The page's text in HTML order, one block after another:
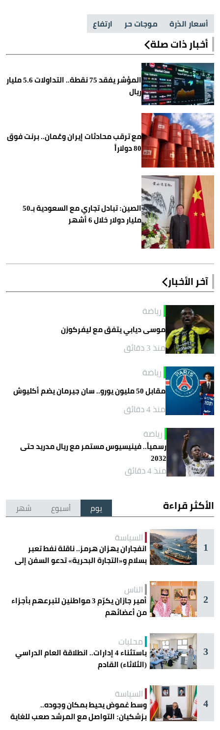
أسعار الذرة موجات حر ارتفاع
أخبار ذات صلة
المؤشر يفقد 75 نقطة.. التداولات 5.6 مليار
ريال
مع ترقب محادثات إيران وعُمان.. برنت فوق
80 دولاراً
الصين: تبادل تجاري مع السعودية بـ50
مليار دولار خلال 6 أشهر
آخر الأخبار
رياضة
موسى ديابي يتفق مع ليفركوزن
منذ 3 دقائق
رياضة
مقابل 50 مليون يورو.. سان جيرمان يضم أكليوش
منذ 4 دقائق
رياضة
رسمياً.. فينيسيوس مستمر مع ريال مدريد حتى
2032
منذ 4 دقائق
الأكثر قراءة يوم أسبوع شهر
1
السياسة
انفجاران يهزان هرمز.. ناقلة نفط تعبر
بسلام و«التجارة البحرية» تدعو السفن إلى
2
الناس
أمير جازان يكرّم 3 مواطنين لتبرعهم بأجزاء
من أعضائهم
3
محليات
باستثناء 4 إدارات.. انطلاقة العام الدراسي
(الثلاثاء) القادم
4
السياسة
وسط غموض يحيط بمكان وجوده..
بزشكيان: التواصل مع المرشد صعب للغاية